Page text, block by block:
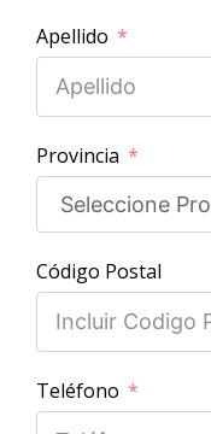
Apellido
Provincia
Código Postal
Teléfono